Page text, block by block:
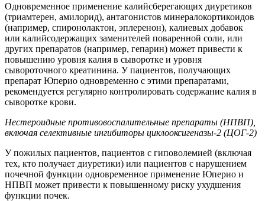
Одновременное применение калийсберегающих диуретиков
(триамтерен, амилорид), антагонистов минералокортикоидов
(например, спиронолактон, эплеренон), калиевых добавок
или калийсодержащих заменителей поваренной соли, или
других препаратов (например, гепарин) может привести к
повышению уровня калия в сыворотке и уровня
сывороточного креатинина. У пациентов, получающих
препарат Юперио одновременно с этими препаратами,
рекомендуется регулярно контролировать содержание калия в
сыворотке крови.
Нестероидные противовоспалительные препараты (НПВП),
включая селективные ингибиторы циклооксигеназы-2 (ЦОГ-2)
У пожилых пациентов, пациентов с гиповолемией (включая
тех, кто получает диуретики) или пациентов с нарушением
почечной функции одновременное применение Юперио и
НПВП может привести к повышенному риску ухудшения
функции почек.